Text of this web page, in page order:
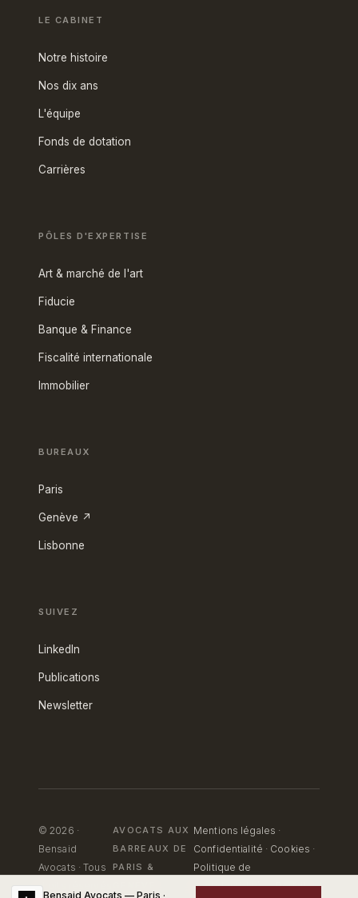
LE CABINET
Notre histoire
Nos dix ans
L'équipe
Fonds de dotation
Carrières
PÔLES D'EXPERTISE
Art & marché de l'art
Fiducie
Banque & Finance
Fiscalité internationale
Immobilier
BUREAUX
Paris
Genève ↗
Lisbonne
SUIVEZ
LinkedIn
Publications
Newsletter
© 2026 ·
Bensaid
Avocats · Tous
droits réservés
AVOCATS AUX
BARREAUX DE
PARIS &
Mentions légales ·
Confidentialité · Cookies ·
Politique de
confidentialité — Portail
Bensaid Avocats — Paris ·